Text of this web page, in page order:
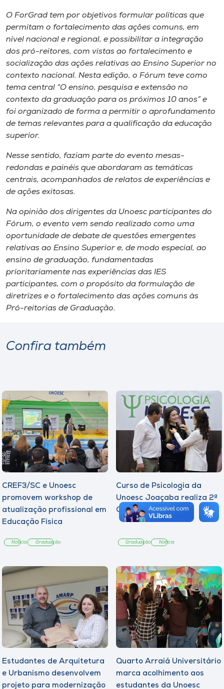
Museu
Unoesc
Store
Selecione
o idioma
O ForGrad tem por objetivos formular políticas que
permitam o fortalecimento das ações comuns, em
nível nacional e regional, e possibilitar a integração
dos pró-reitores, com vistas ao fortalecimento e
socialização das ações relativas ao Ensino Superior no
contexto nacional. Nesta edição, o Fórum teve como
tema central “O ensino, pesquisa e extensão no
contexto da graduação para os próximos 10 anos” e
foi organizado de forma a permitir o aprofundamento
de temas relevantes para a qualificação da educação
superior.
Nesse sentido, faziam parte do evento mesas-
redondas e painéis que abordaram as temáticas
centrais, acompanhados de relatos de experiências e
de ações exitosas.
Na opinião dos dirigentes da Unoesc participantes do
Fórum, o evento vem sendo realizado como uma
oportunidade de debate de questões emergentes
relativas ao Ensino Superior e, de modo especial, ao
ensino de graduação, fundamentadas
prioritariamente nas experiências das IES
participantes, com o propósito da formulação de
diretrizes e o fortalecimento das ações comuns às
Pró-reitorias de Graduação.
Confira também
CREF3/SC e Unoesc
promovem workshop de
atualização profissional em
Educação Física
Notícia Graduação
Curso de Psicologia da
Unoesc Joaçaba realiza 2ª
Cerimônia do Botton
Graduação Notícia
Estudantes de Arquitetura
e Urbanismo desenvolvem
projeto para modernização
Quarto Arraiá Universitário
marca acolhimento aos
estudantes da Unoesc